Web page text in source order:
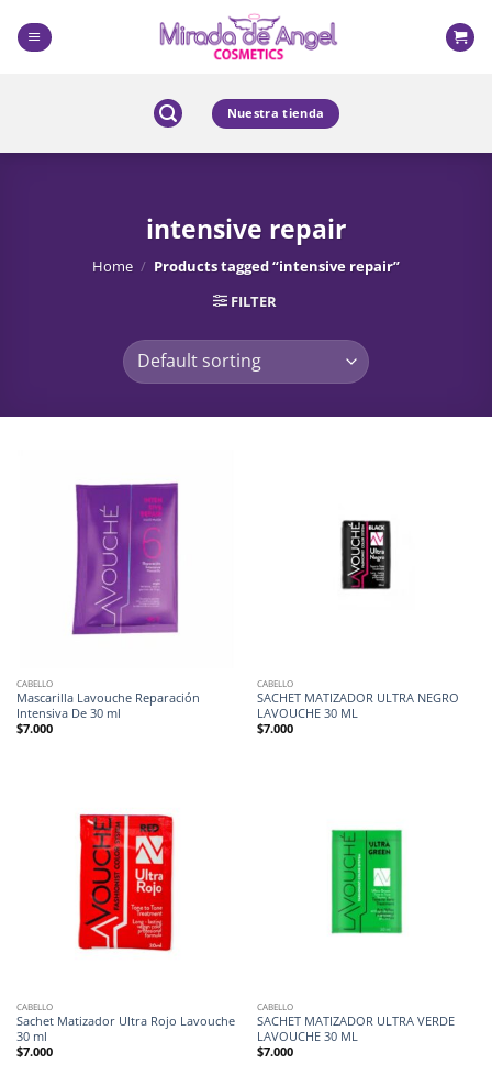
content
Nuestra tienda
intensive repair
Home / Products tagged “intensive repair”
FILTER
CABELLO
Mascarilla Lavouche Reparación
Intensiva De 30 ml
$7.000
CABELLO
SACHET MATIZADOR ULTRA NEGRO
LAVOUCHE 30 ML
$7.000
CABELLO
Sachet Matizador Ultra Rojo Lavouche
30 ml
$7.000
CABELLO
SACHET MATIZADOR ULTRA VERDE
LAVOUCHE 30 ML
$7.000